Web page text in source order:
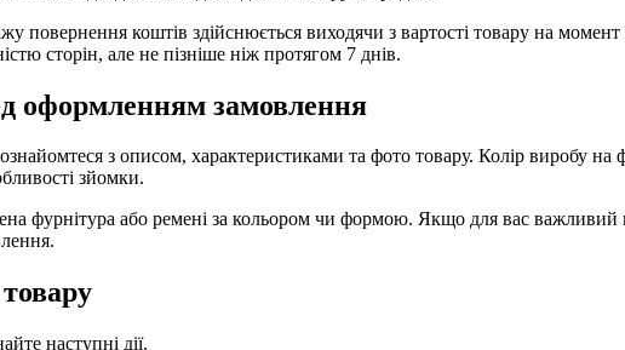
повернення коштів здійснюється виходячи з вартості товару на
сторін, але не пізніше ніж протягом 7 днів.
оформленням замовлення
з описом, характеристиками та фото товару. Колір виробу на
зйомки.
фурнітура або ремені за кольором чи формою. Якщо для вас важливий
наступні дії.